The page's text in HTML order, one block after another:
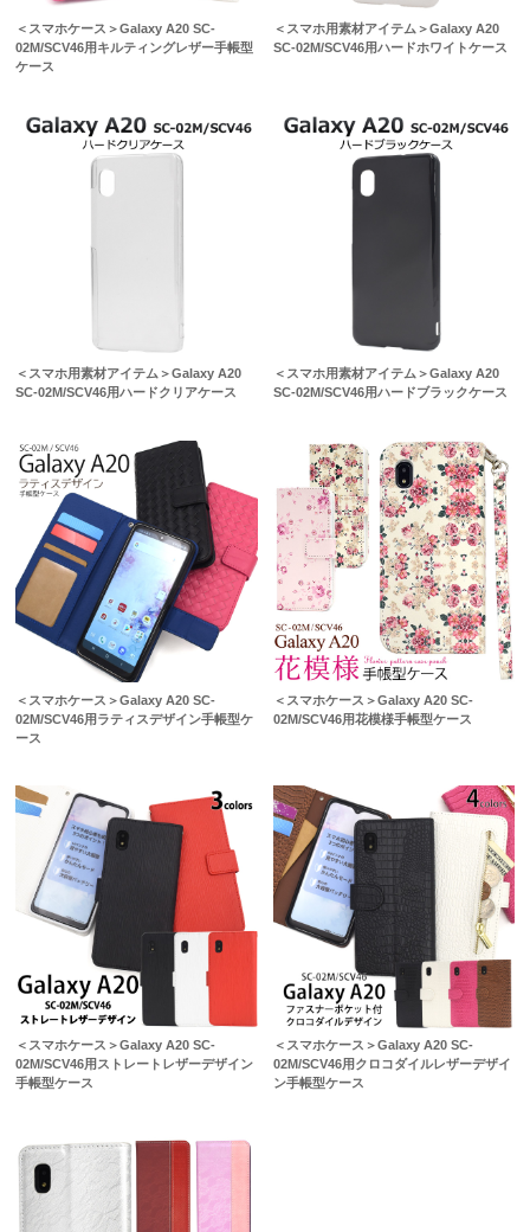
＜スマホケース＞Galaxy A20 SC-
02M/SCV46用キルティングレザー手帳型
ケース
＜スマホ用素材アイテム＞Galaxy A20
SC-02M/SCV46用ハードホワイトケース
＜スマホ用素材アイテム＞Galaxy A20
SC-02M/SCV46用ハードクリアケース
＜スマホ用素材アイテム＞Galaxy A20
SC-02M/SCV46用ハードブラックケース
＜スマホケース＞Galaxy A20 SC-
02M/SCV46用ラティスデザイン手帳型ケ
ース
＜スマホケース＞Galaxy A20 SC-
02M/SCV46用花模様手帳型ケース
＜スマホケース＞Galaxy A20 SC-
02M/SCV46用ストレートレザーデザイン
手帳型ケース
＜スマホケース＞Galaxy A20 SC-
02M/SCV46用クロコダイルレザーデザイ
ン手帳型ケース